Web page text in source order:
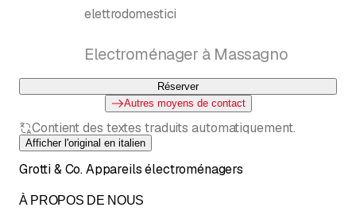
elettrodomestici
Electroménager à Massagno
Réserver
Autres moyens de contact
Contient des textes traduits automatiquement.
Afficher l'original en italien
Grotti & Co. Appareils électroménagers
À PROPOS DE NOUS